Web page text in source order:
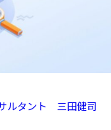
ルタント 三田健司